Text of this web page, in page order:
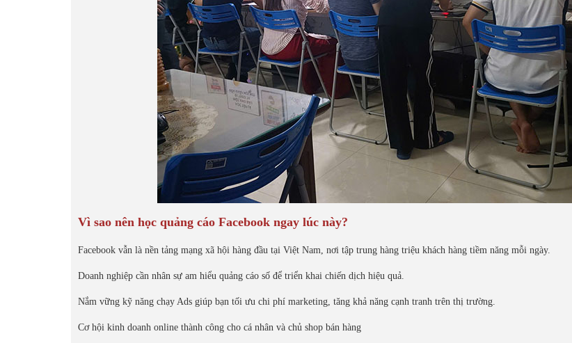
Vì sao nên học quảng cáo Facebook ngay lúc này?
Facebook vẫn là nền tảng mạng xã hội hàng đầu tại Việt Nam, nơi tập trung hàng triệu khách hàng tiềm năng mỗi ngày.
Doanh nghiệp cần nhân sự am hiểu quảng cáo số để triển khai chiến dịch hiệu quả.
Nắm vững kỹ năng chạy Ads giúp bạn tối ưu chi phí marketing, tăng khả năng cạnh tranh trên thị trường.
Cơ hội kinh doanh online thành công cho cá nhân và chủ shop bán hàng